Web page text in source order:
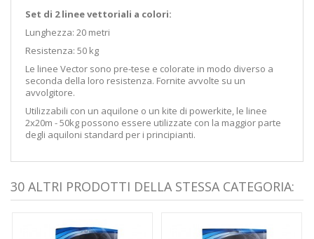
Set di 2 linee vettoriali a colori:
Lunghezza: 20 metri
Resistenza: 50 kg
Le linee Vector sono pre-tese e colorate in modo diverso a
seconda della loro resistenza. Fornite avvolte su un
avvolgitore.
Utilizzabili con un aquilone o un kite di powerkite, le linee
2x20m - 50kg possono essere utilizzate con la maggior parte
degli aquiloni standard per i principianti.
30 ALTRI PRODOTTI DELLA STESSA CATEGORIA: